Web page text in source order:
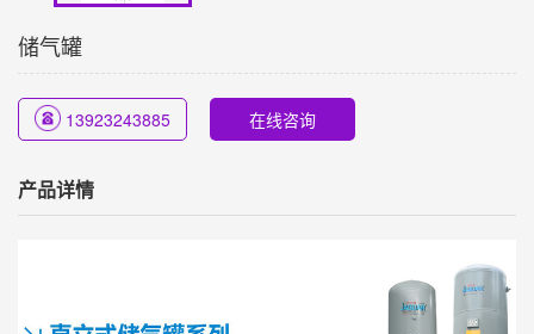
储气罐
13923243885 在线咨询
产品详情